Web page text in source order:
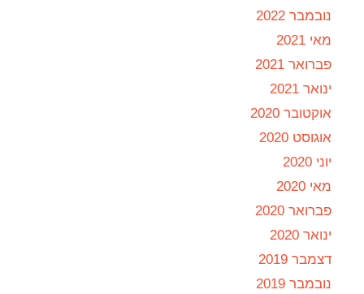
נובמבר 2022
מאי 2021
פברואר 2021
ינואר 2021
אוקטובר 2020
אוגוסט 2020
יוני 2020
מאי 2020
פברואר 2020
ינואר 2020
דצמבר 2019
נובמבר 2019